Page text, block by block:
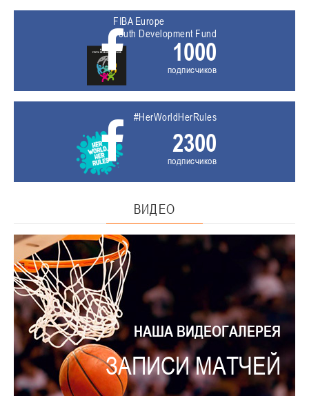
FIBA Europe
Youth Development Fund
1000
подписчиков
#HerWorldHerRules
2300
подписчиков
ВИДЕО
НАША ВИДЕОГАЛЕРЕЯ
ЗАПИСИ МАТЧЕЙ